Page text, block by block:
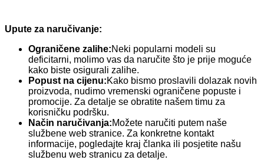
Upute za naručivanje:
Ograničene zalihe:Neki popularni modeli su
deficitarni, molimo vas da naručite što je prije moguće
kako biste osigurali zalihe.
Popust na cijenu:Kako bismo proslavili dolazak novih
proizvoda, nudimo vremenski ograničene popuste i
promocije. Za detalje se obratite našem timu za
korisničku podršku.
Način naručivanja:Možete naručiti putem naše
službene web stranice. Za konkretne kontakt
informacije, pogledajte kraj članka ili posjetite našu
službenu web stranicu za detalje.